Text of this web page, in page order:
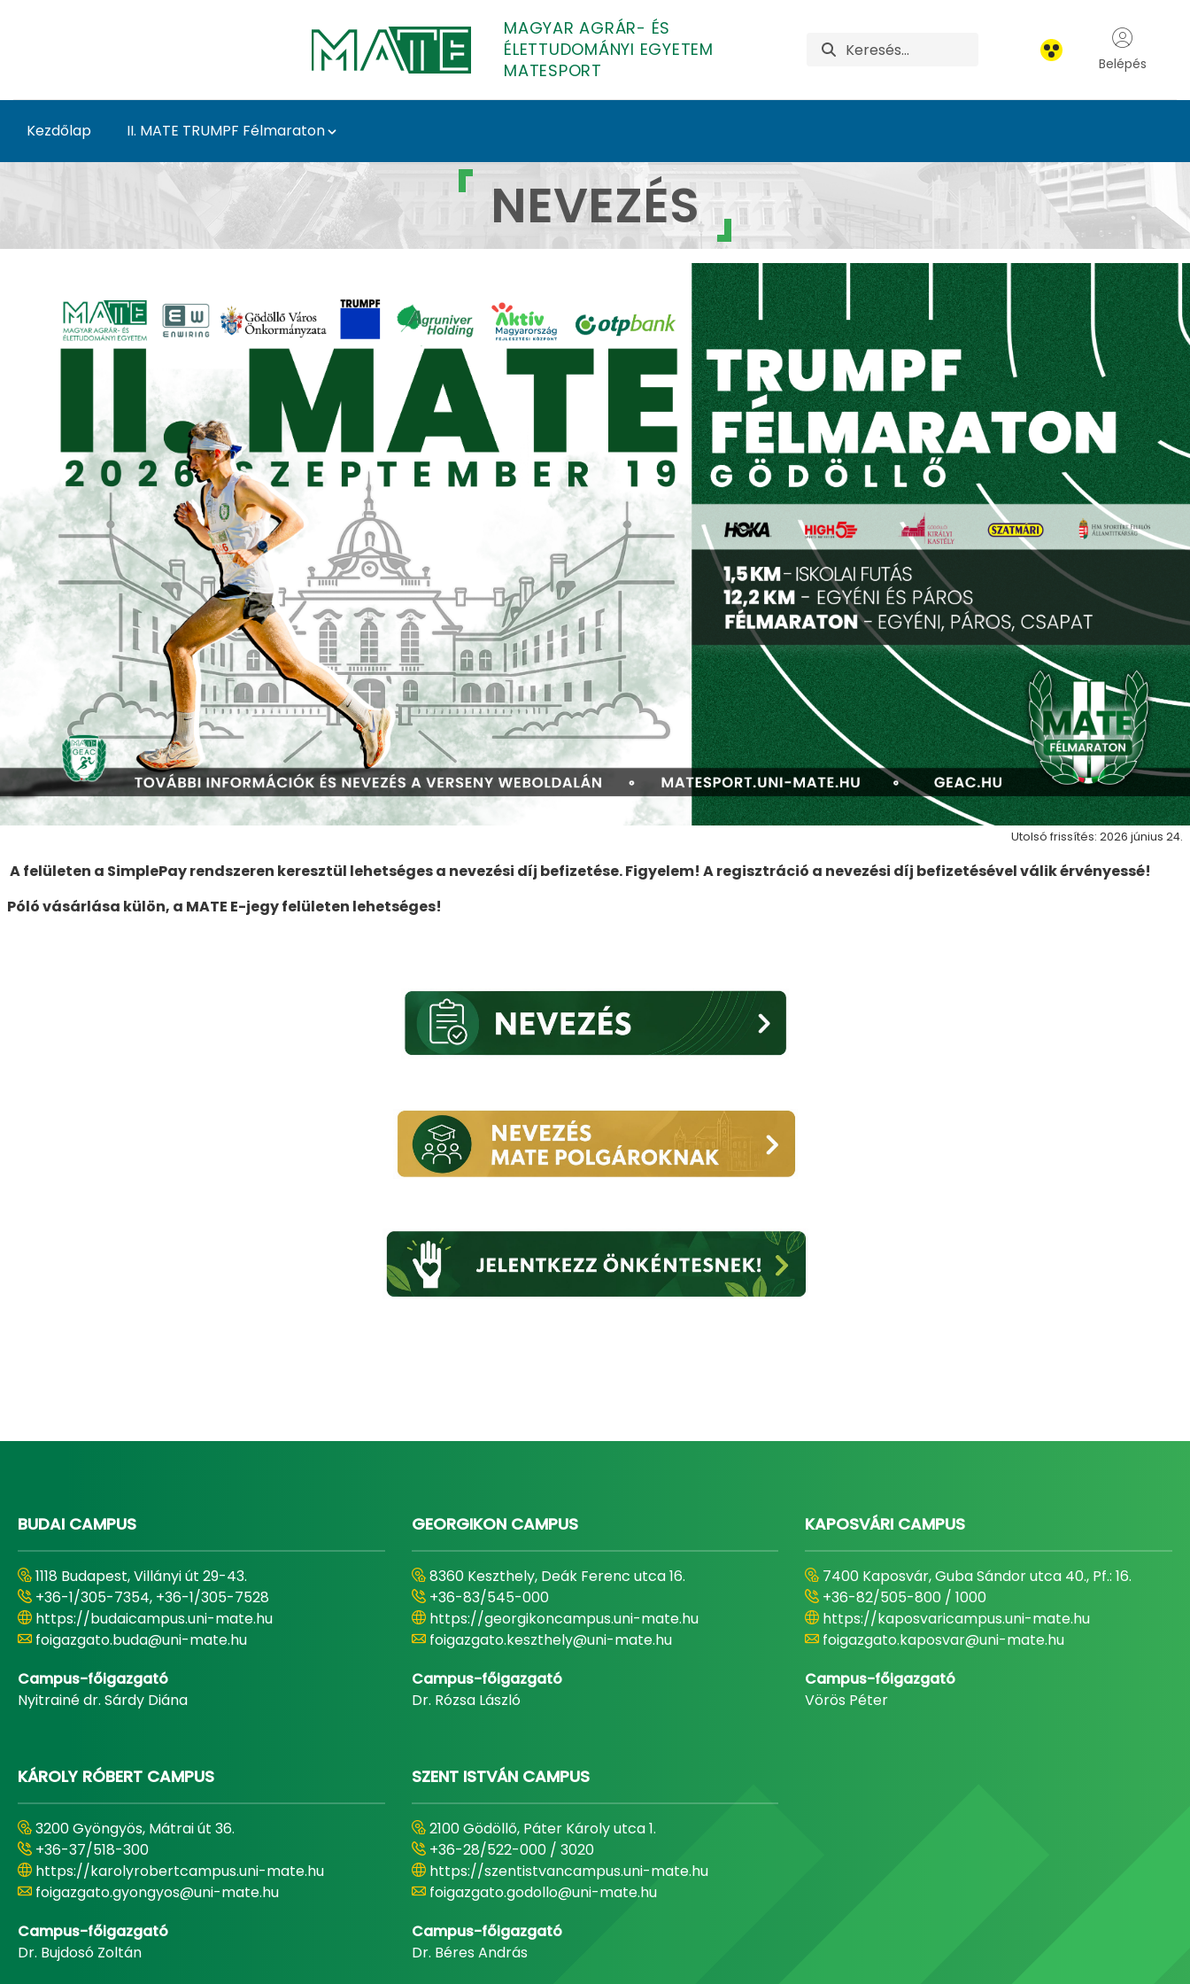
MAGYAR AGRÁR- ÉS
ÉLETTUDOMÁNYI EGYETEM
MATESPORT
Belépés
Kezdőlap II. MATE TRUMPF Félmaraton
Nevezés - MATESport NEVEZÉS
Utolsó frissítés: 2026 június 24.
A felületen a SimplePay rendszeren keresztül lehetséges a nevezési díj befizetése. Figyelem! A regisztráció a nevezési díj befizetésével válik érvényessé!
Póló vásárlása külön, a MATE E-jegy felületen lehetséges!
BUDAI CAMPUS
1118 Budapest, Villányi út 29-43.
+36-1/305-7354, +36-1/305-7528
https://budaicampus.uni-mate.hu
foigazgato.buda@uni-mate.hu
Campus-főigazgató
Nyitrainé dr. Sárdy Diána
GEORGIKON CAMPUS
8360 Keszthely, Deák Ferenc utca 16.
+36-83/545-000
https://georgikoncampus.uni-mate.hu
foigazgato.keszthely@uni-mate.hu
Campus-főigazgató
Dr. Rózsa László
KAPOSVÁRI CAMPUS
7400 Kaposvár, Guba Sándor utca 40., Pf.: 16.
+36-82/505-800 / 1000
https://kaposvaricampus.uni-mate.hu
foigazgato.kaposvar@uni-mate.hu
Campus-főigazgató
Vörös Péter
KÁROLY RÓBERT CAMPUS
3200 Gyöngyös, Mátrai út 36.
+36-37/518-300
https://karolyrobertcampus.uni-mate.hu
foigazgato.gyongyos@uni-mate.hu
Campus-főigazgató
Dr. Bujdosó Zoltán
SZENT ISTVÁN CAMPUS
2100 Gödöllő, Páter Károly utca 1.
+36-28/522-000 / 3020
https://szentistvancampus.uni-mate.hu
foigazgato.godollo@uni-mate.hu
Campus-főigazgató
Dr. Béres András